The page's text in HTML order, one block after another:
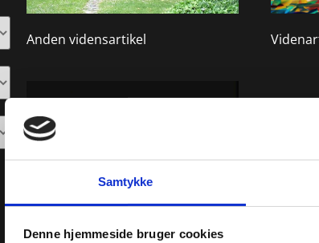
Samtykke
Denne hjemmeside bruger cookies
Anden vidensartikel